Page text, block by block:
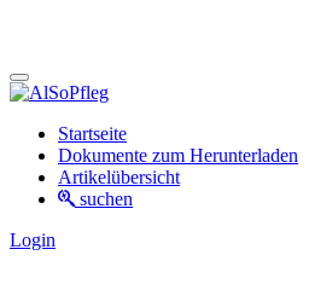
Startseite
Dokumente zum Herunterladen
Artikelübersicht
suchen
Login